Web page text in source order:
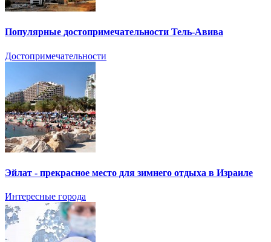
Популярные достопримечательности Тель-Авива
Достопримечательности
Эйлат - прекрасное место для зимнего отдыха в Израиле
Интересные города